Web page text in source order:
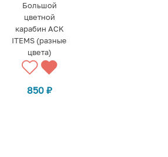
Большой
цветной
карабин ACK
ITEMS (разные
цвета)
850 ₽